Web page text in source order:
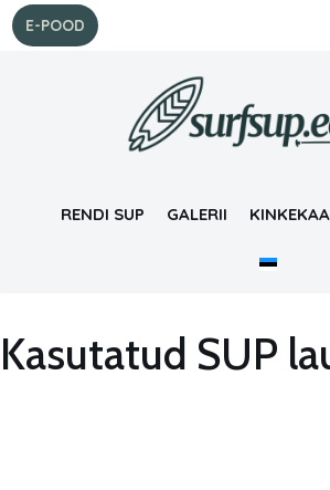
E-POOD
RENDI SUP GALERII
Kasutatud SUP